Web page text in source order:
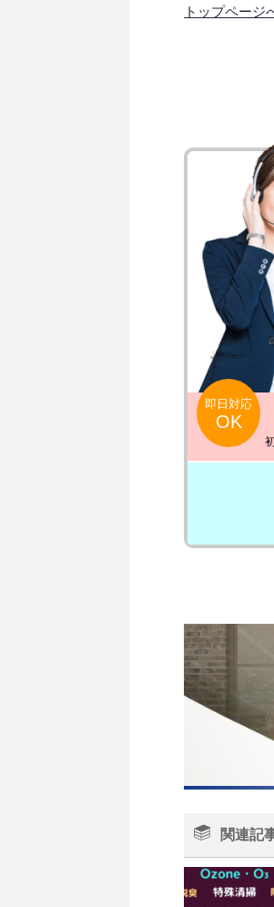
トップページ
即日対応
OK
関連記